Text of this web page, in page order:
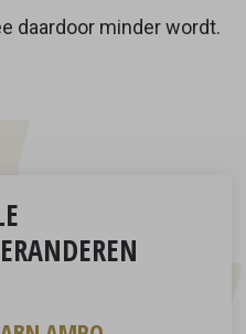
daardoor minder wordt.